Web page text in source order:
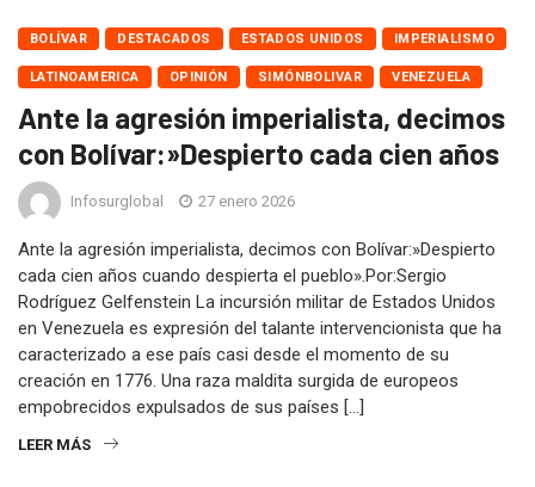
BOLÍVAR DESTACADOS ESTADOS UNIDOS IMPERIALISMO
LATINOAMERICA OPINIÓN SIMÓNBOLIVAR VENEZUELA
Ante la agresión imperialista, decimos
con Bolívar:»Despierto cada cien años
Infosurglobal 27 enero 2026
Ante la agresión imperialista, decimos con Bolívar:»Despierto
cada cien años cuando despierta el pueblo».Por:Sergio
Rodríguez Gelfenstein La incursión militar de Estados Unidos
en Venezuela es expresión del talante intervencionista que ha
caracterizado a ese país casi desde el momento de su
creación en 1776. Una raza maldita surgida de europeos
empobrecidos expulsados de sus países […]
LEER MÁS